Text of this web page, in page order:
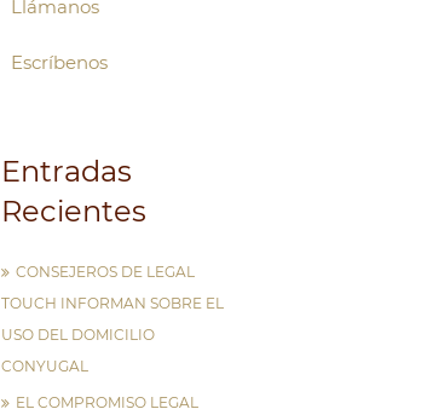
Llámanos
Escríbenos
Entradas
Recientes
CONSEJEROS DE LEGAL
TOUCH INFORMAN SOBRE EL
USO DEL DOMICILIO
CONYUGAL
EL COMPROMISO LEGAL